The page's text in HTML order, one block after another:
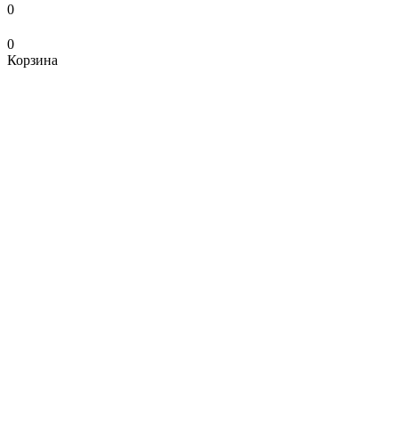
0
0
Корзина